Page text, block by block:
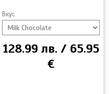
Вкус
128.99 лв. / 65.95
€